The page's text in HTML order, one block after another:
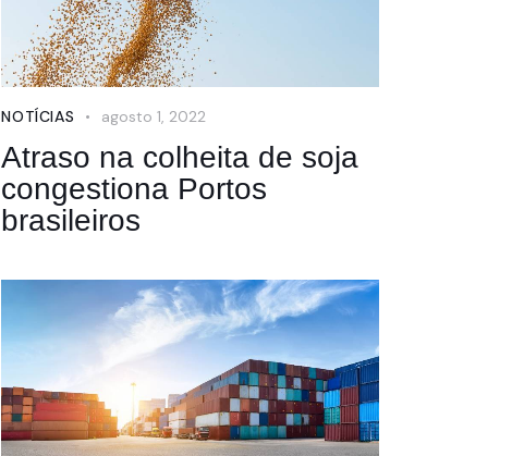
NOTÍCIAS agosto 1, 2022
Atraso na colheita de soja
congestiona Portos
brasileiros